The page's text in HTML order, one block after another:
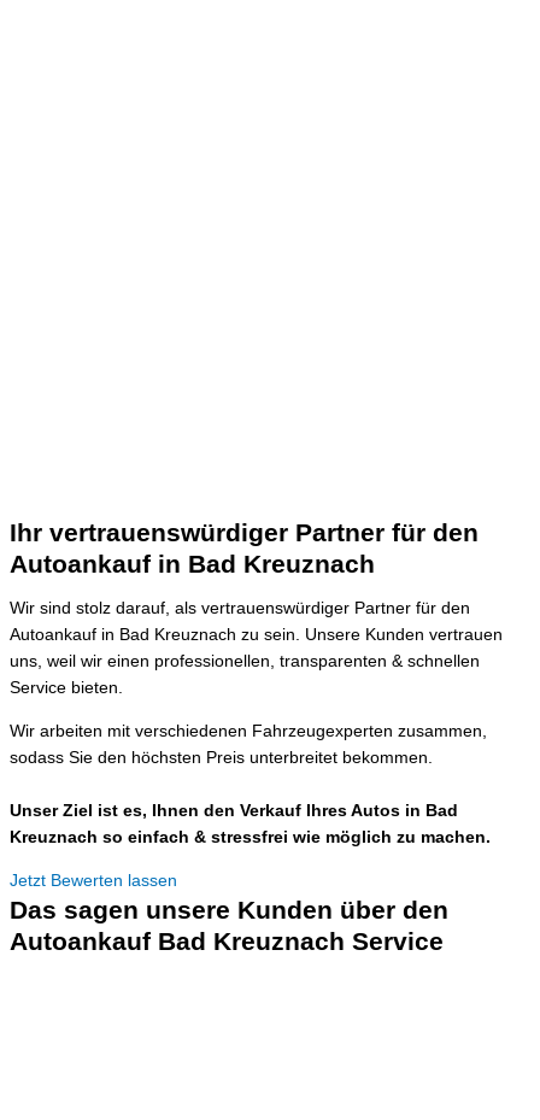
Ihr vertrauenswürdiger Partner für den
Autoankauf in Bad Kreuznach
Wir sind stolz darauf, als vertrauenswürdiger Partner für den
Autoankauf in Bad Kreuznach zu sein. Unsere Kunden vertrauen
uns, weil wir einen professionellen, transparenten & schnellen
Service bieten.
Wir arbeiten mit verschiedenen Fahrzeugexperten zusammen,
sodass Sie den höchsten Preis unterbreitet bekommen.
Unser Ziel ist es, Ihnen den Verkauf Ihres Autos in Bad
Kreuznach so einfach & stressfrei wie möglich zu machen.
Jetzt Bewerten lassen
Das sagen unsere Kunden über den
Autoankauf Bad Kreuznach Service